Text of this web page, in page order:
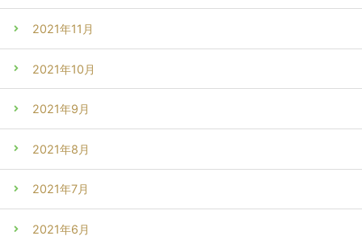
2021年11月
2021年10月
2021年9月
2021年8月
2021年7月
2021年6月